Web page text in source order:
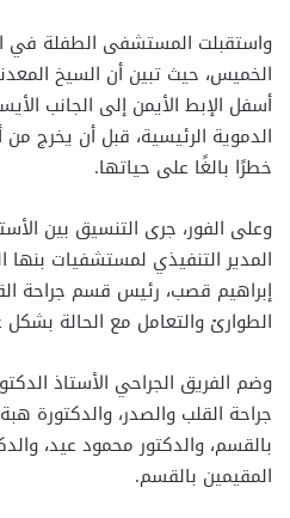
واستقبلت المستشفى الطفلة في
الخميس، حيث تبين أن السيخ
أسفل الإبط الأيمن إلى الجانب
الدموية الرئيسية، قبل أن يخرج
خطرًا بالغًا على حياتها.
وعلى الفور، جرى التنسيق بين
المدير التنفيذي لمستشفيات بنها
إبراهيم قصب، رئيس قسم جراحة
الطوارئ والتعامل مع الحالة
وضم الفريق الجراحي الأستاذ
جراحة القلب والصدر، والدكتورة
بالقسم، والدكتور محمود عيد،
المقيمين بالقسم.